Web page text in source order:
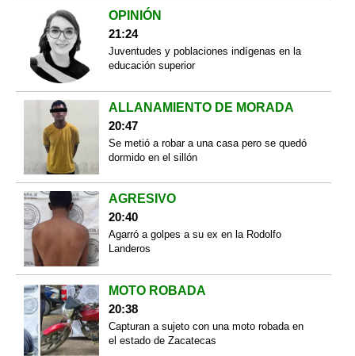
OPINIÓN
21:24
Juventudes y poblaciones indígenas en la
educación superior
ALLANAMIENTO DE MORADA
20:47
Se metió a robar a una casa pero se quedó
dormido en el sillón
AGRESIVO
20:40
Agarró a golpes a su ex en la Rodolfo
Landeros
MOTO ROBADA
20:38
Capturan a sujeto con una moto robada en
el estado de Zacatecas